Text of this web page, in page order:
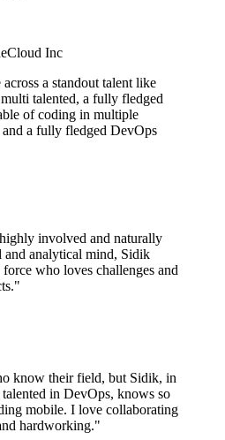
Inc
a standout talent like
talented, a fully fledged
of coding in multiple
a fully fledged DevOps
involved and naturally
analytical mind, Sidik
who loves challenges and
know their field, but Sidik, in
in DevOps, knows so
mobile. I love collaborating
hardworking."